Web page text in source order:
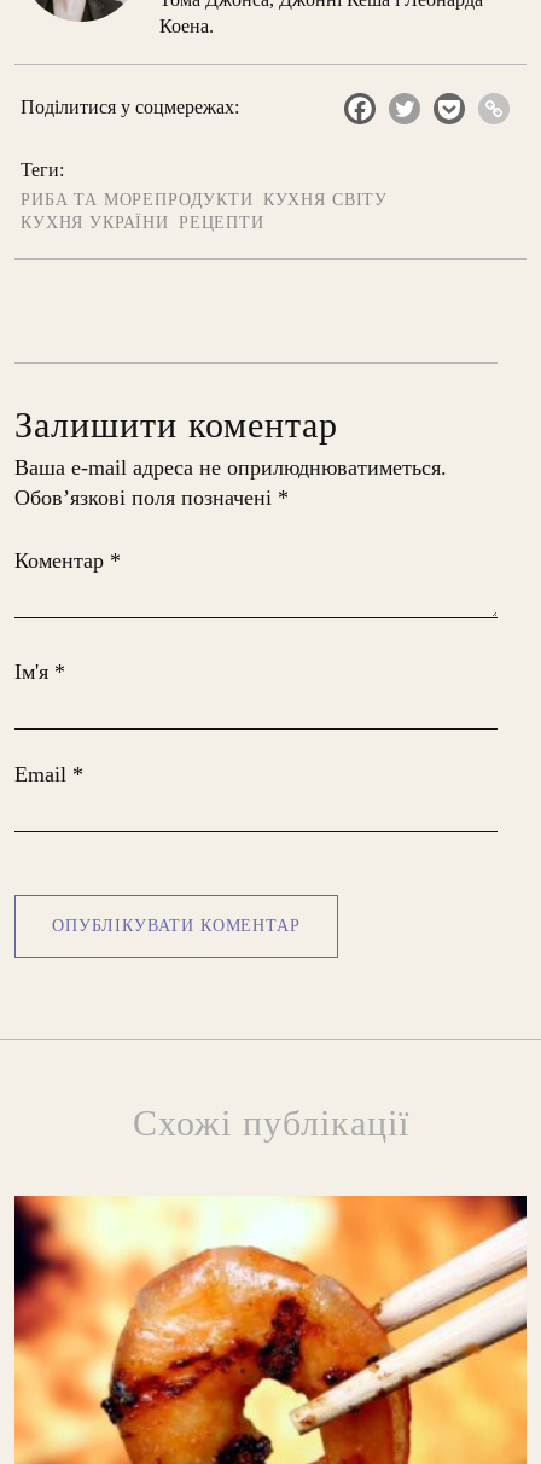
Коена.
Поділитися у соцмережах:
Теги:
РИБА ТА МОРЕПРОДУКТИ КУХНЯ СВІТУ
КУХНЯ УКРАЇНИ РЕЦЕПТИ
Залишити коментар
Ваша e-mail адреса не оприлюднюватиметься.
Обов’язкові поля позначені *
Коментар *
Ім'я *
Email *
Схожі публікації